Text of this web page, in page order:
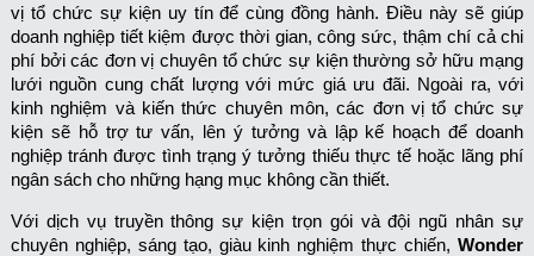
vị tổ chức sự kiện uy tín để cùng đồng hành. Điều này sẽ giúp
doanh nghiệp tiết kiệm được thời gian, công sức, thậm chí cả chi
phí bởi các đơn vị chuyên tổ chức sự kiện thường sở hữu mạng
lưới nguồn cung chất lượng với mức giá ưu đãi. Ngoài ra, với
kinh nghiệm và kiến thức chuyên môn, các đơn vị tổ chức sự
kiện sẽ hỗ trợ tư vấn, lên ý tưởng và lập kế hoạch để doanh
nghiệp tránh được tình trạng ý tưởng thiếu thực tế hoặc lãng phí
ngân sách cho những hạng mục không cần thiết.
Với dịch vụ truyền thông sự kiện trọn gói và đội ngũ nhân sự
chuyên nghiệp, sáng tạo, giàu kinh nghiệm thực chiến,Wonder